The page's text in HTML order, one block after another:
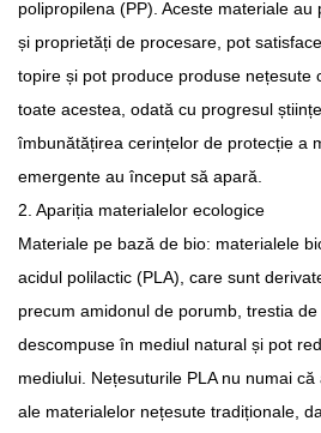
polipropilena (PP). Aceste materiale
și proprietăți de procesare, pot
topire și pot produce produse nețesute
toate acestea, odată cu progresul
îmbunătățirea cerințelor de protecție a
emergente au început să apară.
2. Apariția materialelor ecologice
Materiale pe bază de bio: materialele
acidul polilactic (PLA), care sunt
precum amidonul de porumb, trestia
descompuse în mediul natural și pot
mediului. Nețesuturile PLA nu numai
ale materialelor nețesute tradiționale,